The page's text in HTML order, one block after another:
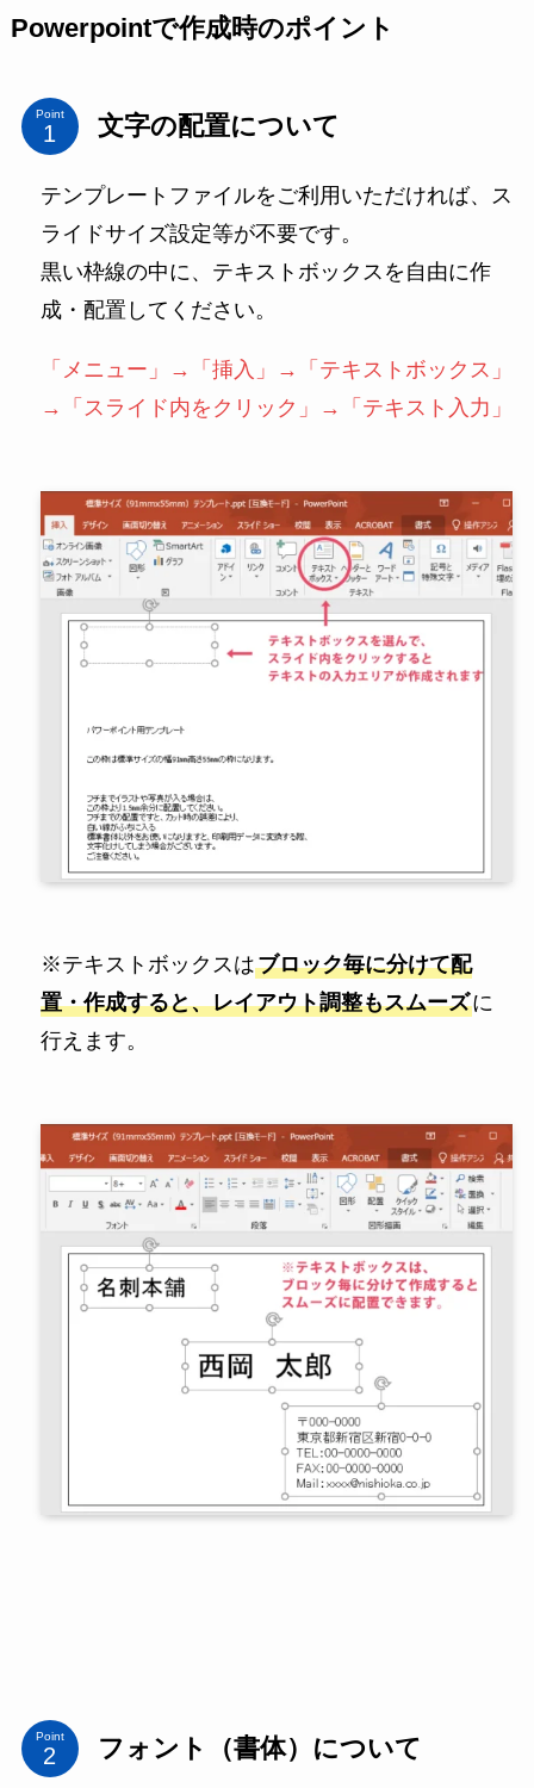
Powerpointで作成時のポイント
Point 文字の配置について
テンプレートファイルをご利用いただければ、ス
ライドサイズ設定等が不要です。
黒い枠線の中に、テキストボックスを自由に作
成・配置してください。
「メニュー」→「挿入」→「テキストボックス」
→「スライド内をクリック」→「テキスト入力」
※テキストボックスはブロック毎に分けて配
置・作成すると、レイアウト調整もスムーズに
行えます。
Point フォント（書体）について